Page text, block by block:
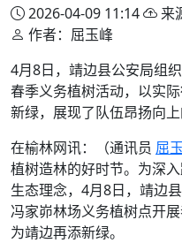
2026-04-09 11:14 来
作者：屈玉峰
4月8日，靖边县公安局组
春季义务植树活动，以实
新绿，展现了队伍昂扬向上
在榆林网讯：（通讯员 屈
植树造林的好时节。为深
生态理念，4月8日，靖边
冯家峁林场义务植树点开
为靖边再添新绿。